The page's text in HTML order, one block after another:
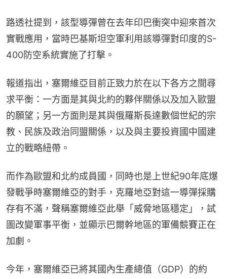
路透社提到，該型導彈曾在去年印巴衝突中迎來首次
實戰應用，當時巴基斯坦空軍利用該導彈對印度的S-
400防空系統實施了打擊。
報道指出，塞爾維亞目前正致力於在以下各方之間尋
求平衡：一方面是其與北約的夥伴關係以及加入歐盟
的願望；另一方面則是其與俄羅斯長達數個世紀的宗
教、民族及政治同盟關係，以及與主要投資國中國建
立的戰略紐帶。
而作為歐盟和北約成員國，同時也是上世紀90年底爆
發戰爭時塞爾維亞的對手，克羅地亞對這一導彈採購
存有不滿，聲稱塞爾維亞此舉「威脅地區穩定」，試
圖改變軍事平衡，並顯示巴爾幹地區的軍備競賽正在
加劇。
今年，塞爾維亞已將其國內生產總值（GDP）的約